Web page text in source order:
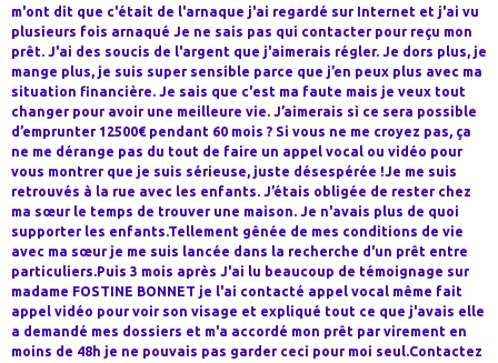
m'ont dit que c'était de l'arnaque j'ai regardé sur Internet et j'ai vu
plusieurs fois arnaqué Je ne sais pas qui contacter pour reçu mon
prêt. J'ai des soucis de l'argent que j'aimerais régler. Je dors plus, je
mange plus, je suis super sensible parce que j’en peux plus avec ma
situation financière. Je sais que c'est ma faute mais je veux tout
changer pour avoir une meilleure vie. J’aimerais si ce sera possible
d’emprunter 12500€ pendant 60 mois ? Si vous ne me croyez pas, ça
ne me dérange pas du tout de faire un appel vocal ou vidéo pour
vous montrer que je suis sérieuse, juste désespérée !Je me suis
retrouvés à la rue avec les enfants. J’étais obligée de rester chez
ma sœur le temps de trouver une maison. Je n'avais plus de quoi
supporter les enfants.Tellement gênée de mes conditions de vie
avec ma sœur je me suis lancée dans la recherche d'un prêt entre
particuliers.Puis 3 mois après J'ai lu beaucoup de témoignage sur
madame FOSTINE BONNET je l'ai contacté appel vocal même fait
appel vidéo pour voir son visage et expliqué tout ce que j'avais elle
a demandé mes dossiers et m'a accordé mon prêt par virement en
moins de 48h je ne pouvais pas garder ceci pour moi seul.Contactez